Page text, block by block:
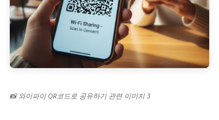
📸 와이파이 QR코드로 공유하기 관련 이미지 3